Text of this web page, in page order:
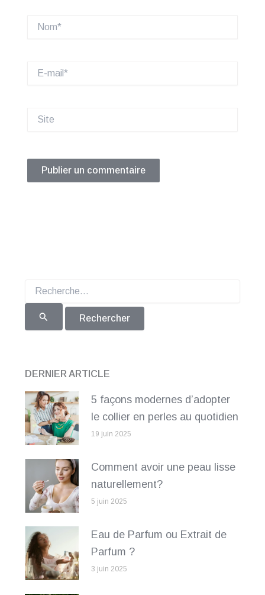
mail*
DERNIER ARTICLE
5 façons modernes d’adopter
le collier en perles au quotidien
19 juin 2025
Comment avoir une peau lisse
naturellement?
5 juin 2025
Eau de Parfum ou Extrait de
Parfum ?
3 juin 2025